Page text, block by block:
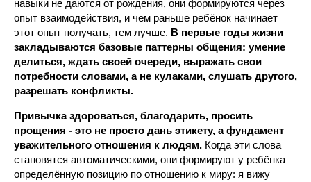
навыки не даются от рождения, они формируются через
опыт взаимодействия, и чем раньше ребёнок начинает
этот опыт получать, тем лучше. В первые годы жизни
закладываются базовые паттерны общения: умение
делиться, ждать своей очереди, выражать свои
потребности словами, а не кулаками, слушать другого,
разрешать конфликты.
Привычка здороваться, благодарить, просить
прощения - это не просто дань этикету, а фундамент
уважительного отношения к людям. Когда эти слова
становятся автоматическими, они формируют у ребёнка
определённую позицию по отношению к миру: я вижу